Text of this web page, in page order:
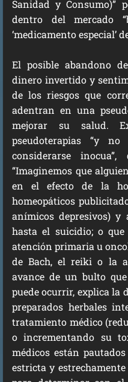
Sanidad y Consumo)”
dentro del mercado
‘medicamento especial’
El posible abandono
dinero invertido y
de los riesgos que
adentran en una
mejorar su salud.
pseudoterapias “y
considerarse inocua”,
“Imaginemos que
en el efecto de la
homeopáticos
anímicos depresivos) y
hasta el suicidio; o
atención primaria u
de Bach, el reiki o la
avance de un bulto
puede ocurrir, explica la
preparados herbales
tratamiento médico
o incrementando su
médicos están
estricta y